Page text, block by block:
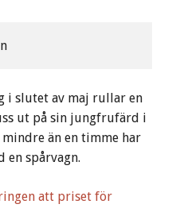
i slutet av maj rullar en
ut på sin jungfrufärd i
än en timme har
en spårvagn.
att priset för